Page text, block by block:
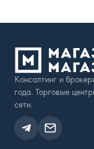
Консалтинг и
года. Торговые
сети.